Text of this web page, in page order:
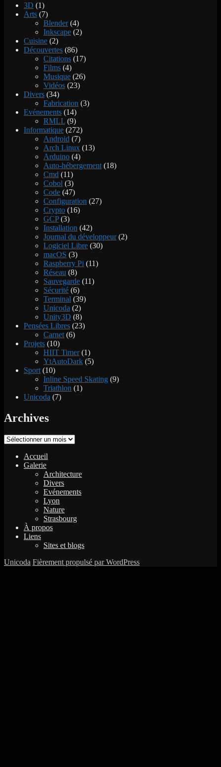
3D (1)
Arts (7)
Blender(4)
Inkscape (2)
Cuisine (2)
Découvertes (86)
Citations (17)
Films (4)
Musique (26)
Vidéos (23)
Divers (34)
Fabrication (3)
Evénements (14)
RMLL (9)
Informatique (272)
Android (7)
Arch Linux (13)
Arduino (4)
Auto-hébergement (18)
Cmd (11)
Cobol (3)
Code (47)
Configuration (27)
Crypto (16)
GCP(3)
Installation (42)
Journal du développeur(2)
Logiciel Libre (30)
macOS (3)
Raspberry Pi (11)
Réseau (8)
Sauvegarde (11)
Sécurité (6)
Terminal (39)
Unicoda (2)
Unity3D (8)
Pensées Libres (23)
Carnet (6)
Projets (10)
HIIT Timer(1)
YtAutoDark (5)
Sport (10)
Inline Speed Skating (9)
Triathlon (1)
Unicoda (7)
Archives
Archives
Accueil
Galerie
Architecture
Divers
Evénements
Lyon
Nature
Strasbourg
À propos
Liens
Sites et blogs
Unicoda Fièrement propulsé par WordPress